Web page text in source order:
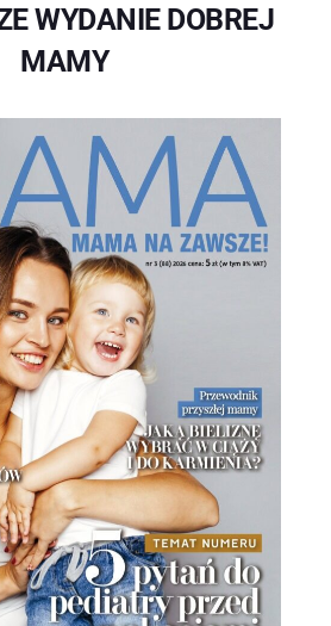
WYDANIE DOBREJ
MAMY